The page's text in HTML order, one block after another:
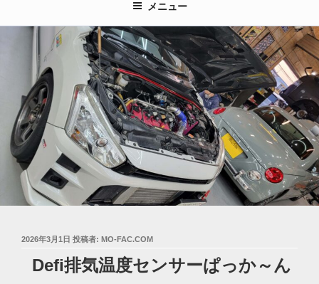
プ
メニュー
投
2026年3月1日 投稿者: MO-FAC.COM
Defi排気温度センサーぱっか～ん